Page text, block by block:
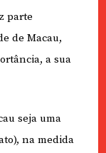
parte
de Macau,
a sua
seja uma
na medida